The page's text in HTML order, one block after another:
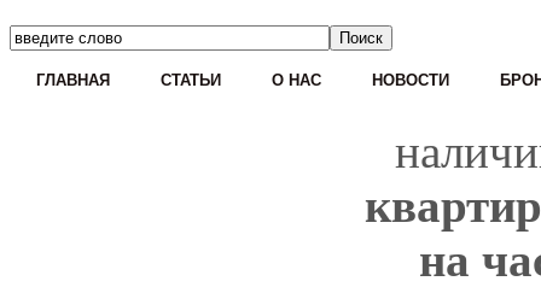
ГЛАВНАЯ СТАТЬИ О НАС НОВОСТИ
на